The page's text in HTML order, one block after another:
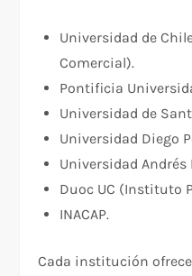
Universidad de
Comercial).
Pontificia
Universidad de
Universidad Diego
Universidad Andrés
Duoc UC (Instituto
INACAP.
Cada institución